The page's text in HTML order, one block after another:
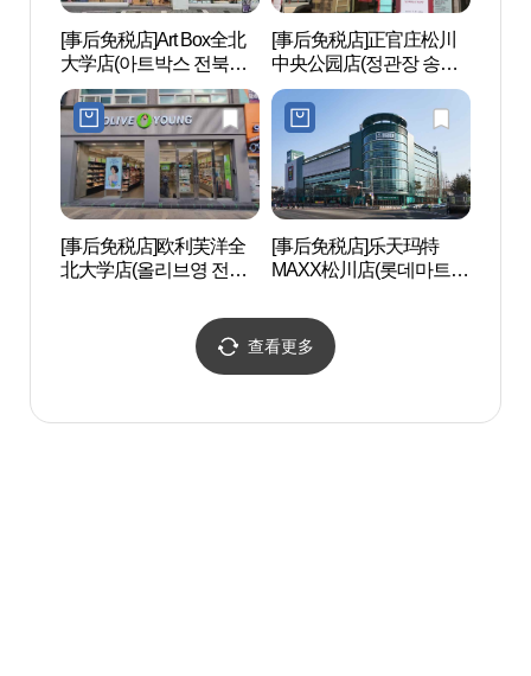
[事后免税店]Art Box全北
大学店(아트박스 전북대
점)
[事后免税店]正官庄松川
中央公园店(정관장 송천
센트럴파크점)
[事后免税店]欧利芙洋全
北大学店(올리브영 전북
[事后免税店]乐天玛特
MAXX松川店(롯데마트맥
查看更多